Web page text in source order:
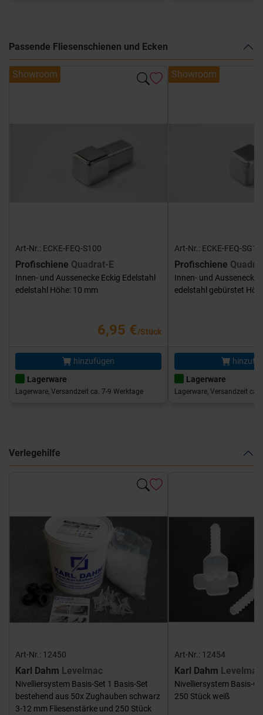
Passende Fliesenschienen und Ecken
Showroom
Art-Nr.: ECKE-FEQ-S100
Profischiene Quadrat-E
Innen- und Aussenecke Eckig Edelstahl
edelstahl Höhe: 10 mm
6,95 €/Stück
hinzufügen
Lagerware
Lagerware, Versandzeit ca. 7-9 Werktage
Showroom
Art-Nr.: ECKE-FEQ-
Profischiene
Innen- und Aussenecke
edelstahl gebürstet
Lagerware
Lagerware, Versandzeit ca.
Verlegehilfe
Art-Nr.: 12450
Karl Dahm Levelmac
Nivelliersystem Basis-Set 1 Basis-Set
bestehend aus 50x Zughauben schwarz
3-12 mm Fliesenstärke und 250 Stück
Art-Nr.: 12454
Karl Dahm Levelmac
Nivelliersystem Basis-
250 Stück weiß